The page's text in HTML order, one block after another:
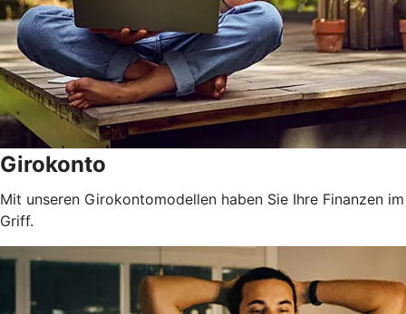
Girokonto
Mit unseren Girokontomodellen haben Sie Ihre Finanzen im
Griff.